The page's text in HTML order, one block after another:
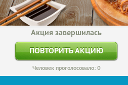
Акция завершилась
ПОВТОРИТЬ АКЦИЮ
Человек проголосовало: 0